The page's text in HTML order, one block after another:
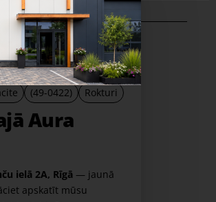
Aura
ielā 2A, Rīgā — jaunā
apskatīt mūsu
(49-0422) Rokturi